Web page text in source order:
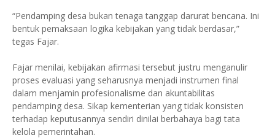
“Pendamping desa bukan tenaga tanggap darurat bencana. Ini
bentuk pemaksaan logika kebijakan yang tidak berdasar,”
tegas Fajar.
Fajar menilai, kebijakan afirmasi tersebut justru menganulir
proses evaluasi yang seharusnya menjadi instrumen final
dalam menjamin profesionalisme dan akuntabilitas
pendamping desa. Sikap kementerian yang tidak konsisten
terhadap keputusannya sendiri dinilai berbahaya bagi tata
kelola pemerintahan.